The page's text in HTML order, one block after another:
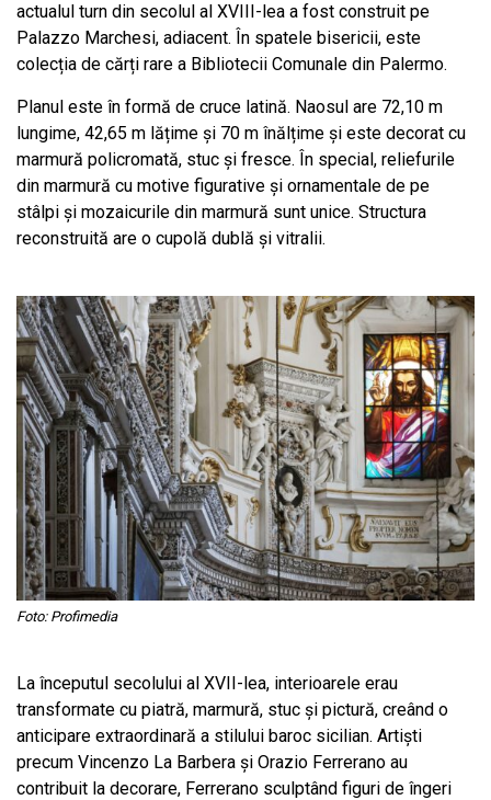
actualul turn din secolul al XVIII-lea a fost construit pe
Palazzo Marchesi, adiacent. În spatele bisericii, este
colecția de cărți rare a Bibliotecii Comunale din Palermo.
Planul este în formă de cruce latină. Naosul are 72,10 m
lungime, 42,65 m lățime și 70 m înălțime și este decorat cu
marmură policromată, stuc și fresce. În special, reliefurile
din marmură cu motive figurative și ornamentale de pe
stâlpi și mozaicurile din marmură sunt unice. Structura
reconstruită are o cupolă dublă și vitralii.
Foto: Profimedia
La începutul secolului al XVII-lea, interioarele erau
transformate cu piatră, marmură, stuc și pictură, creând o
anticipare extraordinară a stilului baroc sicilian. Artiști
precum Vincenzo La Barbera și Orazio Ferrerano au
contribuit la decorare, Ferrerano sculptând figuri de îngeri